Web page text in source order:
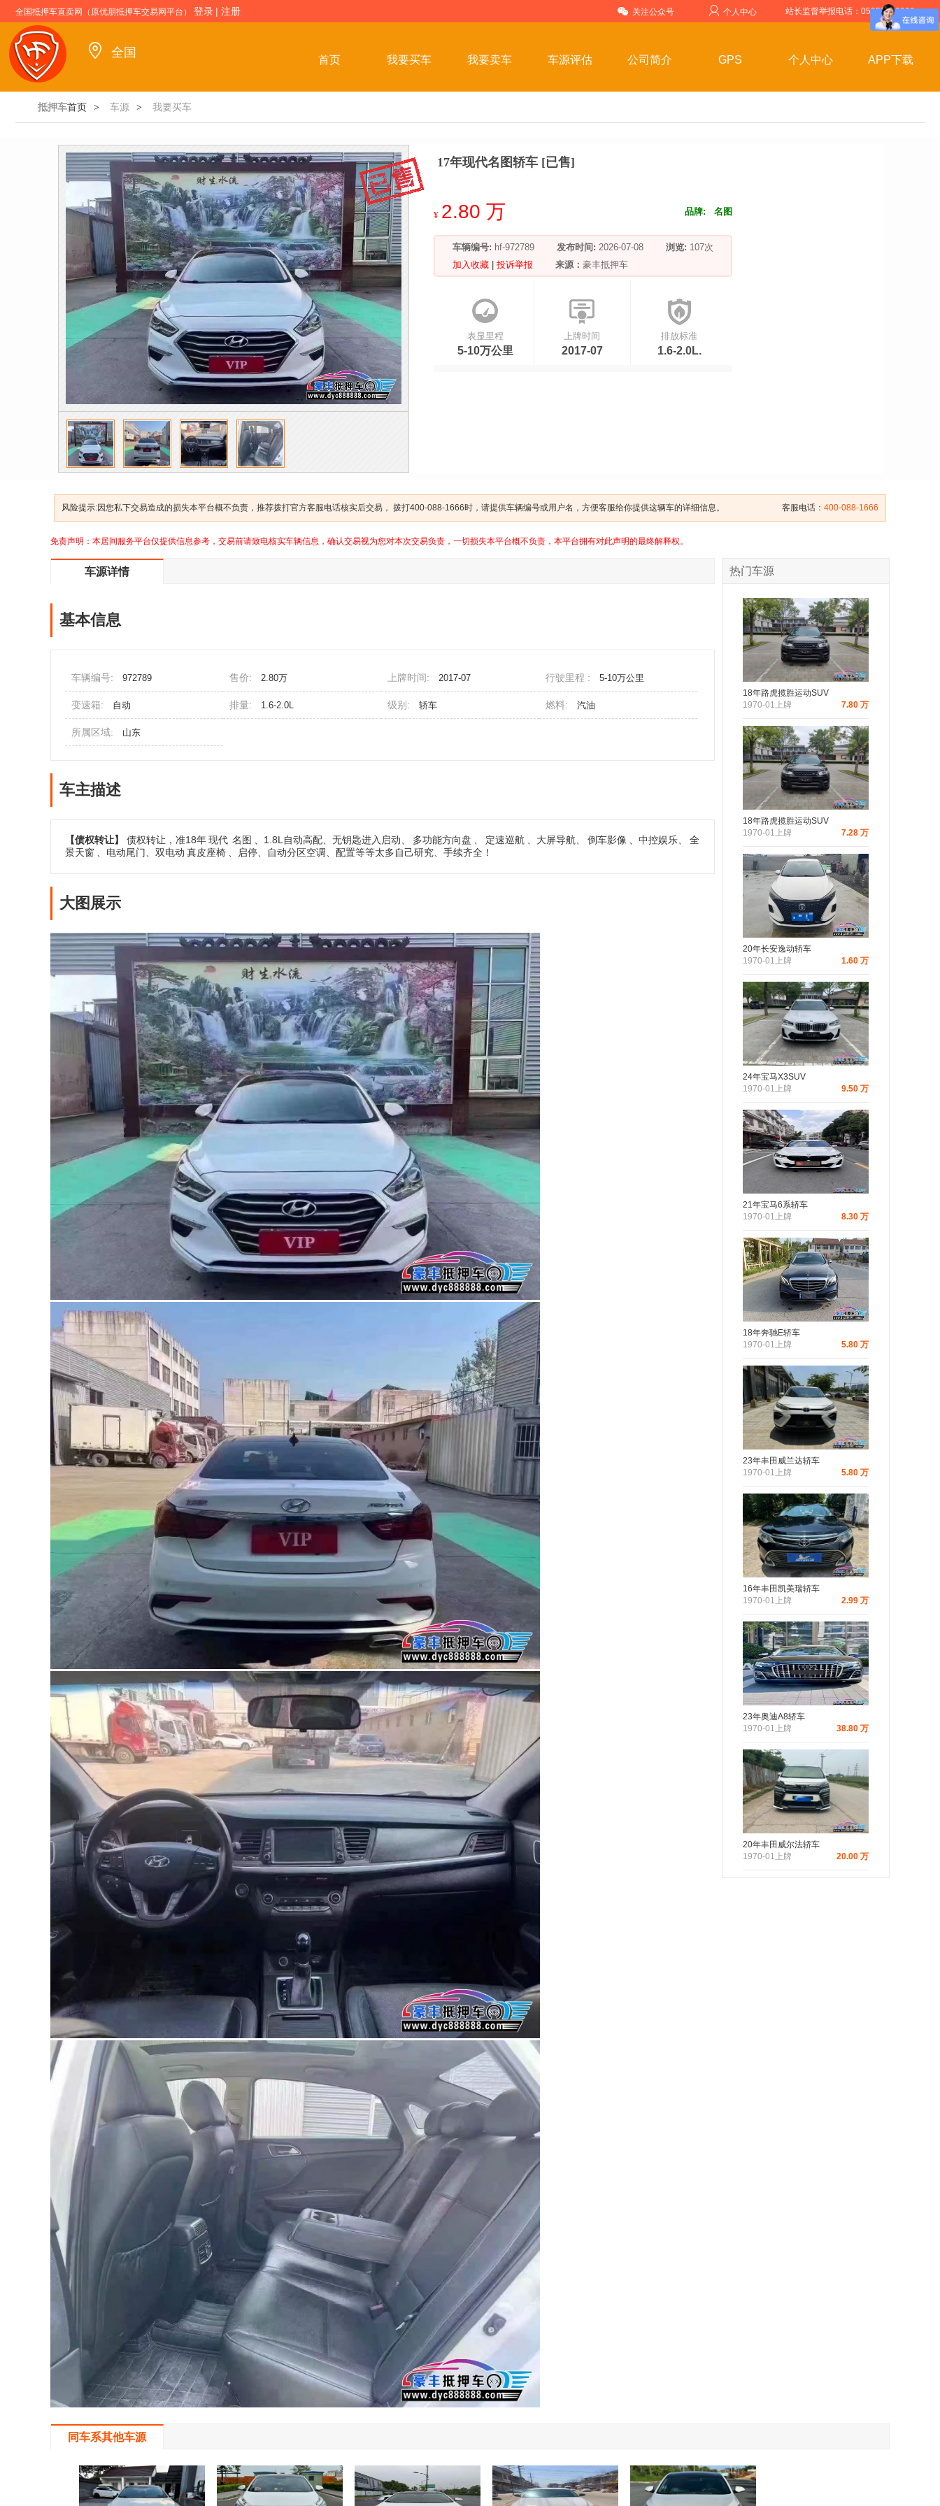
关注公众号 个人中心 站长监督举报电话：05357599999
全国抵押车直卖网（原优朋抵押车交易网平台） 登录 | 注册
全国
首页 我要买车 我要卖车 车源评估 公司简介 GPS 个人中心 APP下载
抵押车首页 > 车源 > 我要买车
17年现代名图轿车 [已售]
¥ 2.80 万 品牌: 名图
车辆编号: hf-972789 发布时间: 2026-07-08 浏览: 107次
加入收藏
投诉举报 来源： 豪丰抵押车
表显里程
5-10万公里
上牌时间
2017-07
排放标准
1.6-2.0L.
客服电话： 400-088-1666
风险提示:因您私下交易造成的损失本平台概不负责，推荐拨打官方客服电话核实后交易， 拨打400-088-1666时，请提供车辆编号或用户名，方便客服给你提供这辆车的详细信息。
免责声明：本居间服务平台仅提供信息参考，交易前请致电核实车辆信息，确认交易视为您对本次交易负责，一切损失本平台概不负责，本平台拥有对此声明的最终解释权。
车源详情
基本信息
车辆编号: 972789 售价: 2.80万 上牌时间: 2017-07 行驶里程 : 5-10万公里
变速箱: 自动 排量: 1.6-2.0L 级别: 轿车 燃料: 汽油
所属区域: 山东
车主描述
【债权转让】 债权转让，准18年现代 名图 、1.8L自动高配、无钥匙进入启动、 多功能方向盘 定速巡航 、大屏导航、 倒车影像 、中控娱乐、
全
景天窗
、电动尾门、双电动 真皮座椅 、启停、自动分区空调、配置等等太多自己研究、手续齐全！
大图展示
热门车源
18年路虎揽胜运动SUV
1970-01上牌
7.80 万
18年路虎揽胜运动SUV
1970-01上牌
7.28 万
20年长安逸动轿车
1970-01上牌
1.60 万
24年宝马X3SUV
1970-01上牌
9.50 万
21年宝马6系轿车
1970-01上牌
8.30 万
18年奔驰E轿车
1970-01上牌
5.80 万
23年丰田威兰达轿车
1970-01上牌
5.80 万
16年丰田凯美瑞轿车
1970-01上牌
2.99 万
23年奥迪A8轿车
1970-01上牌
38.80 万
20年丰田威尔法轿车
1970-01上牌
20.00 万
同车系其他车源